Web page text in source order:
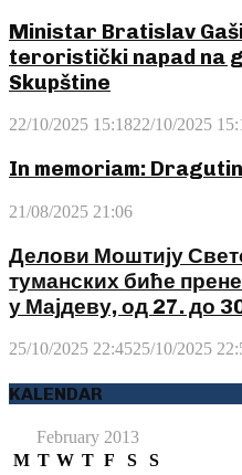
Ministar Bratislav
teroristički napad na
Skupštine
22/10/2025 15:1822/10/2025
In memoriam:
21/08/2025 21:06
Делови Моштију
туманских биће
у Мајдеву, од 27. до
25/10/2025 22:4525/10/2025
KALENDAR
February 2013
M T W T F S
S